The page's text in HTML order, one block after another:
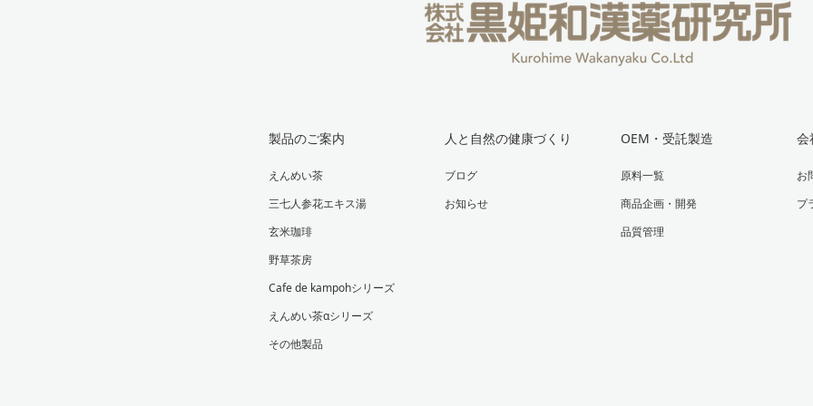
製品のご案内
えんめい茶
三七人参花エキス湯
玄米珈琲
野草茶房
Cafe de kampohシリーズ
えんめい茶αシリーズ
その他製品
人と自然の健康づくり
ブログ
お知らせ
OEM・受託製造
原料一覧
商品企画・開発
品質管理
会
お
プ